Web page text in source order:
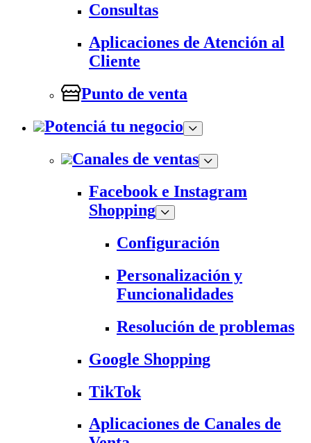
Consultas
Aplicaciones de Atención al
Cliente
Punto de venta
Potenciá tu negocio
Canales de ventas
Facebook e Instagram
Shopping
Configuración
Personalización y
Funcionalidades
Resolución de problemas
Google Shopping
TikTok
Aplicaciones de Canales de